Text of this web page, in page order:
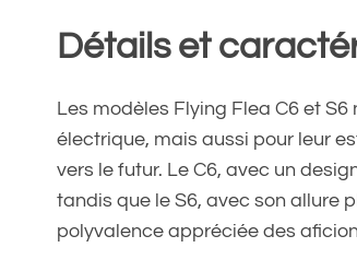
Détails et
Les modèles Flying Flea C6 et
électrique, mais aussi pour leur
vers le futur. Le C6, avec un
tandis que le S6, avec son allure
polyvalence appréciée des